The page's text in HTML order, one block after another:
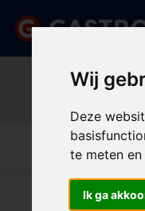
Wij
Deze
te meten
Ik ga
Apparatuur